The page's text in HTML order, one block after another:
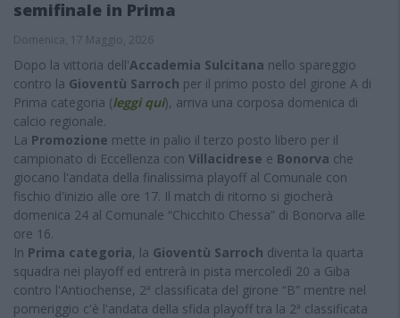
semifinale in Prima
Domenica, 17 Maggio, 2026
Dopo la vittoria dell'Accademia Sulcitana nello spareggio
contro la Gioventù Sarroch per il primo posto del girone A di
Prima categoria (leggi qui), arriva una corposa domenica di
calcio regionale.
La Promozione mette in palio il terzo posto libero per il
campionato di Eccellenza con Villacidrese e Bonorva che
giocano l'andata della finalissima playoff al Comunale con
fischio d'inizio alle ore 17. Il match di ritorno si giocherà
domenica 24 al Comunale “Chicchito Chessa” di Bonorva alle
ore 16.
In Prima categoria, la Gioventù Sarroch diventa la quarta
squadra nei playoff ed entrerà in pista mercoledì 20 a Giba
contro l'Antiochense, 2ª classificata del girone “B” mentre nel
pomeriggio c'è l'andata della sfida playoff tra la 2ª classificata